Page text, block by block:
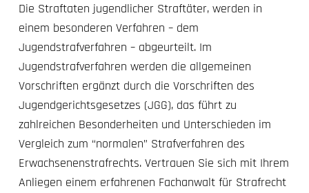
Die Straftaten jugendlicher Straftäter, werden in
einem besonderen Verfahren – dem
Jugendstrafverfahren – abgeurteilt. Im
Jugendstrafverfahren werden die allgemeinen
Vorschriften ergänzt durch die Vorschriften des
Jugendgerichtsgesetzes (JGG), das führt zu
zahlreichen Besonderheiten und Unterschieden im
Vergleich zum “normalen” Strafverfahren des
Erwachsenenstrafrechts. Vertrauen Sie sich mit Ihrem
Anliegen einem erfahrenen Fachanwalt für Strafrecht